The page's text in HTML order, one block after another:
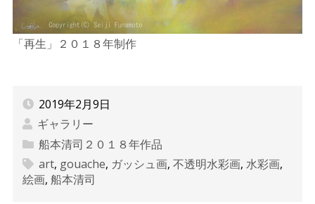
「再生」２０１８年制作
2019年2月9日
ギャラリー
船本清司２０１８年作品
art, gouache, ガッシュ画, 不透明水彩画, 水彩画,
絵画,船本清司